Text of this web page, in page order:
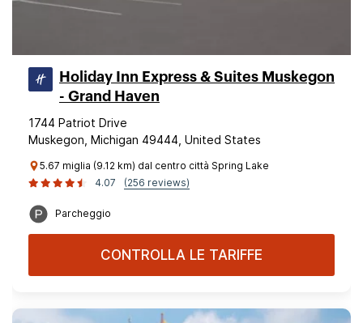
Holiday Inn Express & Suites Muskegon
- Grand Haven
1744 Patriot Drive
Muskegon, Michigan 49444, United States
5.67 miglia (9.12 km) dal centro città Spring Lake
4.07
(256 reviews)
Parcheggio
CONTROLLA LE TARIFFE